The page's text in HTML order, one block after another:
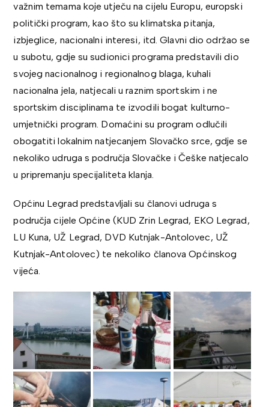
važnim temama koje utječu na cijelu Europu, europski
politički program, kao što su klimatska pitanja,
izbjeglice, nacionalni interesi, itd. Glavni dio održao se
u subotu, gdje su sudionici programa predstavili dio
svojeg nacionalnog i regionalnog blaga, kuhali
nacionalna jela, natjecali u raznim sportskim i ne
sportskim disciplinama te izvodili bogat kulturno-
umjetnički program. Domaćini su program odlučili
obogatiti lokalnim natjecanjem Slovačko srce, gdje se
nekoliko udruga s područja Slovačke i Češke natjecalo
u pripremanju specijaliteta klanja.
Općinu Legrad predstavljali su članovi udruga s
područja cijele Općine (KUD Zrin Legrad, EKO Legrad,
LU Kuna, UŽ Legrad, DVD Kutnjak-Antolovec, UŽ
Kutnjak-Antolovec) te nekoliko članova Općinskog
vijeća.